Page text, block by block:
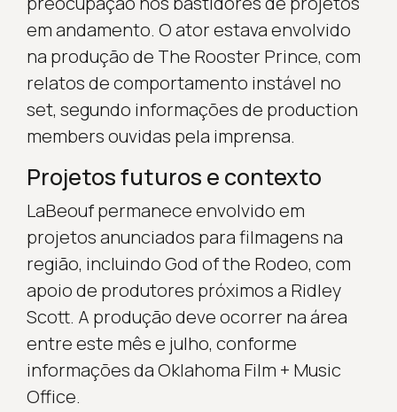
em andamento. O ator estava envolvido
na produção de The Rooster Prince, com
relatos de comportamento instável no
set, segundo informações de production
members ouvidas pela imprensa.
Projetos futuros e contexto
LaBeouf permanece envolvido em
projetos anunciados para filmagens na
região, incluindo God of the Rodeo, com
apoio de produtores próximos a Ridley
Scott. A produção deve ocorrer na área
entre este mês e julho, conforme
informações da Oklahoma Film + Music
Office.